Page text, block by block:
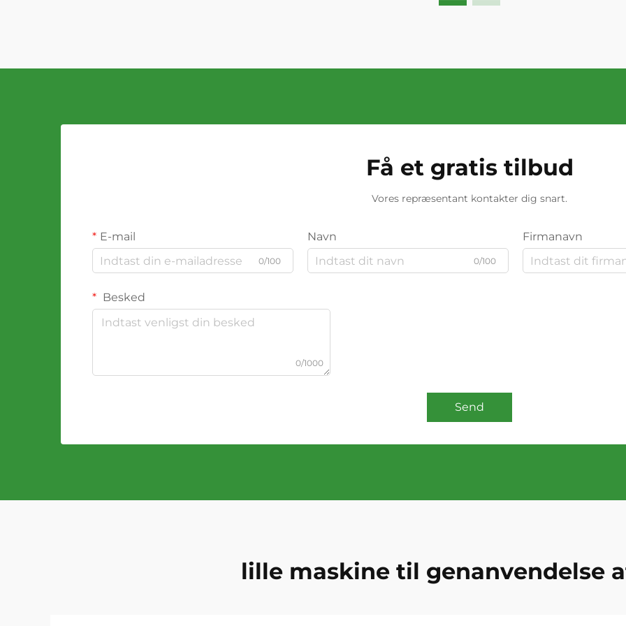
Få et gratis tilbud
Vores repræsentant kontakter dig snart.
E-mail
0/100
Navn
0/100
Firmanavn
Besked
0/1000
Send
lille maskine til genanvendelse